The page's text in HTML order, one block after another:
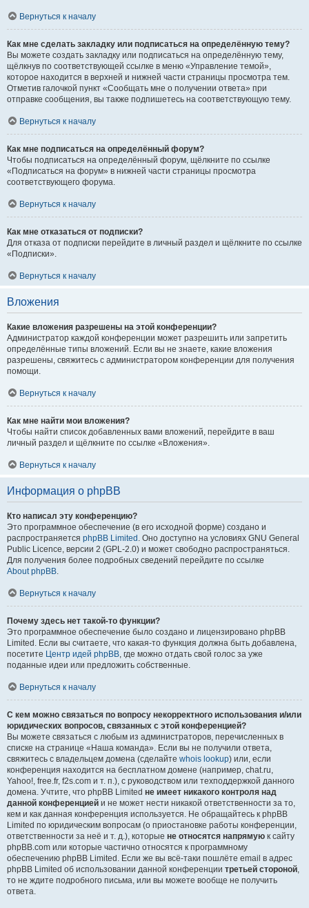
Вернуться к началу
Как мне сделать закладку или подписаться на определённую тему?
Вы можете создать закладку или подписаться на определённую тему,
щёлкнув по соответствующей ссылке в меню «Управление темой»,
которое находится в верхней и нижней части страницы просмотра тем.
Отметив галочкой пункт «Сообщать мне о получении ответа» при
отправке сообщения, вы также подпишетесь на соответствующую тему.
Вернуться к началу
Как мне подписаться на определённый форум?
Чтобы подписаться на определённый форум, щёлкните по ссылке
«Подписаться на форум» в нижней части страницы просмотра
соответствующего форума.
Вернуться к началу
Как мне отказаться от подписки?
Для отказа от подписки перейдите в личный раздел и щёлкните по ссылке
«Подписки».
Вернуться к началу
Вложения
Какие вложения разрешены на этой конференции?
Администратор каждой конференции может разрешить или запретить
определённые типы вложений. Если вы не знаете, какие вложения
разрешены, свяжитесь с администратором конференции для получения
помощи.
Вернуться к началу
Как мне найти мои вложения?
Чтобы найти список добавленных вами вложений, перейдите в ваш
личный раздел и щёлкните по ссылке «Вложения».
Вернуться к началу
Информация о phpBB
Кто написал эту конференцию?
Это программное обеспечение (в его исходной форме) создано и
распространяется phpBB Limited . Оно доступно на условиях GNU General
Public Licence, версии 2 (GPL-2.0) и может свободно распространяться.
Для получения более подробных сведений перейдите по ссылке
About phpBB.
Вернуться к началу
Почему здесь нет такой-то функции?
Это программное обеспечение было создано и лицензировано phpBB
Limited. Если вы считаете, что какая-то функция должна быть добавлена,
посетите Центр идей phpBB, где можно отдать свой голос за уже
поданные идеи или предложить собственные.
Вернуться к началу
С кем можно связаться по вопросу некорректного использования и/или
юридических вопросов, связанных с этой конференцией?
Вы можете связаться с любым из администраторов, перечисленных в
списке на странице «Наша команда». Если вы не получили ответа,
свяжитесь с владельцем домена (сделайте whois lookup) или, если
конференция находится на бесплатном домене (например, chat.ru,
Yahoo!, free.fr, f2s.com и т. п.), с руководством или техподдержкой данного
домена. Учтите, что phpBB Limited не имеет никакого контроля над
данной конференцией и не может нести никакой ответственности за то,
кем и как данная конференция используется. Не обращайтесь к phpBB
Limited по юридическим вопросам (о приостановке работы конференции,
ответственности за неё и т. д.), которые не относятся напрямую к сайту
phpBB.com или которые частично относятся к программному
обеспечению phpBB Limited. Если же вы всё-таки пошлёте email в адрес
phpBB Limited об использовании данной конференции третьей стороной,
то не ждите подробного письма, или вы можете вообще не получить
ответа.